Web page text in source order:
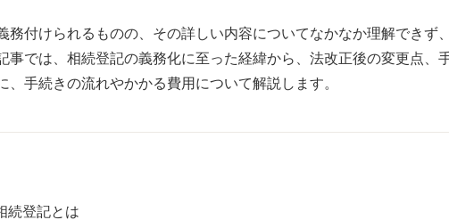
務付けられるものの、その詳しい内容についてなかなか理解できず
事では、相続登記の義務化に至った経緯から、法改正後の変更点、
、手続きの流れやかかる費用について解説します。
続登記とは